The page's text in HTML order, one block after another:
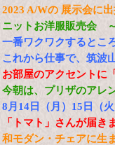
2023 A/Wの 展示会に
ニットお洋服販売会
一番ワクワクするとこ
これから仕事で、筑波
お部屋のアクセントに
今朝は、プリザのアレ
8月14日（月）15日（
「トマト」さんが届き
和モダン・チェアに生